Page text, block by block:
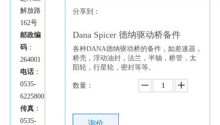
解放路
162号
邮政编
码 ：
264001
电话 ：
0535-
6225800
传真 ：
0535-
分享到：
Dana Spicer 德纳驱动桥备件
各种DANA德纳驱动桥的备件，如差速器，
桥壳，浮动油封，法兰，半轴，桥管，太
阳轮，行星轮，密封等等。
数量：
询价